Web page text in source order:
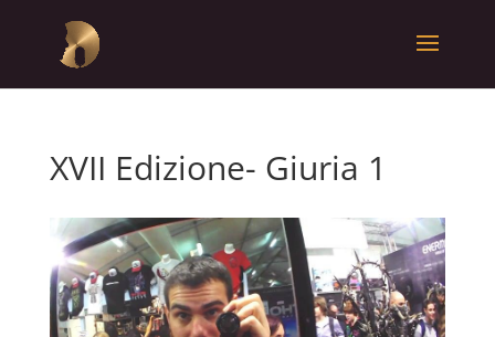
XVII Edizione- Giuria 1